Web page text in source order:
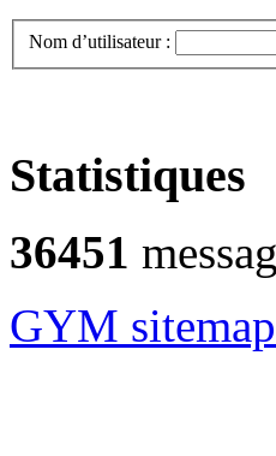
Nom d’utilisateur :
Statistiques
36451
GYM